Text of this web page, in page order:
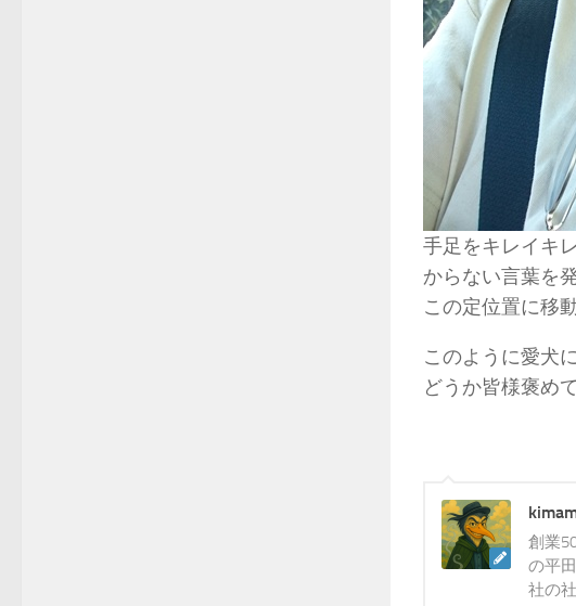
手足をキレイキ
からない言葉を
この定位置に移
このように愛犬
どうか皆様褒め
創業
の平
社の